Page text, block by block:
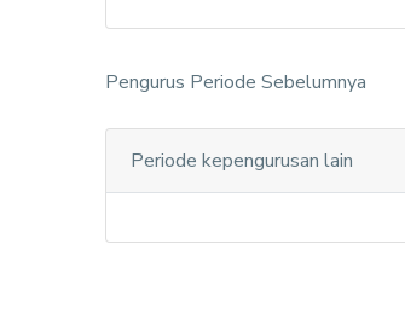
Pengurus Periode Sebelumnya
Periode kepengurusan lain